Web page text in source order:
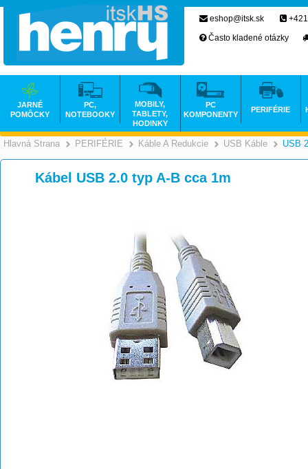
Hlavná Strana >
PERIFÉRIE >
Káble A Redukcie >USB Káble USB
Kábel USB 2.0 typ A-B cca 1m
eshop@itsk.sk
Často kladené otázky
JARNÉ
POMÔCKY
PC,
NOTEBOOKY
MOBILY,
TABLETY,
HODINKY
PC
KOMPONENTY
PERIFÉRIE